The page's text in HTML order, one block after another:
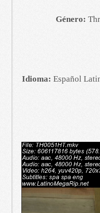
Género:
Idioma: Español